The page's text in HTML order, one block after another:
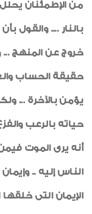
من الإطمئنان
بالنار .... والقول
خروج عن المنهج
حقيقة الحساب
يؤمن بالآخرة ...
حياته بالرعب
أنه يرى الموت
الناس إليه ..
الإيمان التى